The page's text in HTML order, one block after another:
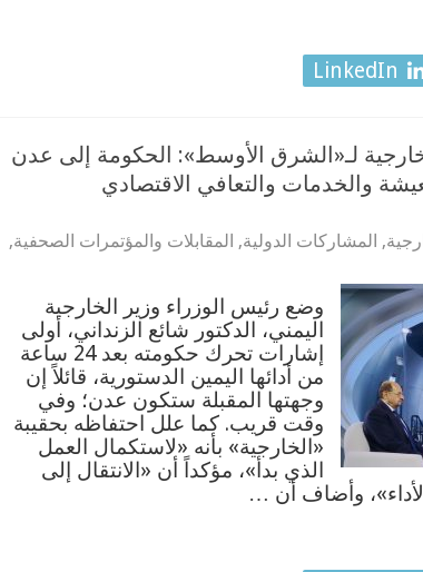
LinkedIn
لـ«الشرق الأوسط»: الحكومة إلى عدن
والخدمات والتعافي الاقتصادي
, المشاركات الدولية, المقابلات والمؤتمرات الصحفية,
وضع رئيس الوزراء وزير الخارجية
اليمني، الدكتور شائع الزنداني، أولى
إشارات تحرك حكومته بعد 24 ساعة
من أدائها اليمين الدستورية، قائلاً إن
وجهتها المقبلة ستكون عدن؛ وفي
وقت قريب. كما علل احتفاظه بحقيبة
«الخارجية» بأنه «لاستكمال العمل
الذي بدأ»، مؤكداً أن «الانتقال إلى
وأضاف أن …